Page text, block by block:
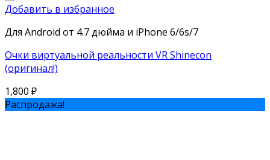
Добавить в избранное
Для Android от 4.7 дюйма и iPhone 6/6s/7
Очки виртуальной реальности VR Shinecon
(оригинал!)
1,800 ₽
Распродажа!